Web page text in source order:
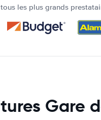
les plus grands
Gare